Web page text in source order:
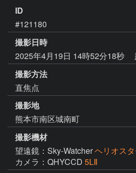
ID
#121180
撮影日時
2025年4月19日 14時52分18秒
撮影方法
直焦点
撮影地
熊本市南区城南町
撮影機材
望遠鏡：Sky-Watcherヘリオス
カメラ：QHYCCD 5LⅡ